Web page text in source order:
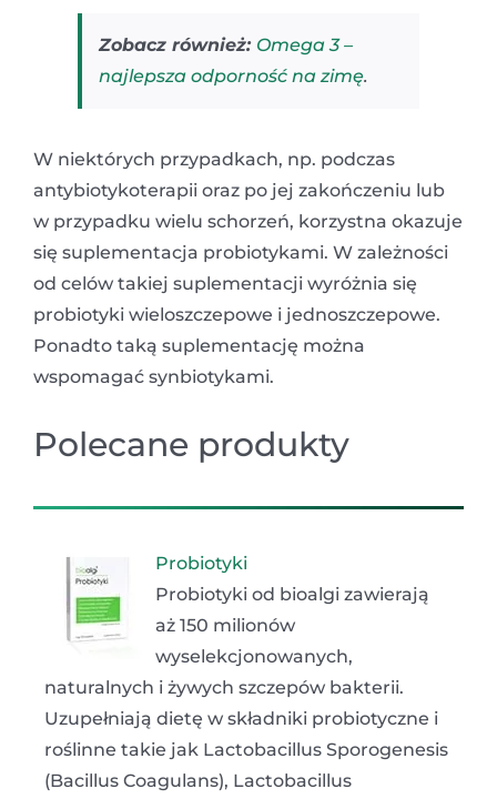
Zobacz również: Omega 3 –
najlepsza odporność na zimę.
W niektórych przypadkach, np. podczas
antybiotykoterapii oraz po jej zakończeniu lub
w przypadku wielu schorzeń, korzystna okazuje
się suplementacja probiotykami. W zależności
od celów takiej suplementacji wyróżnia się
probiotyki wieloszczepowe i jednoszczepowe.
Ponadto taką suplementację można
wspomagać synbiotykami.
Polecane produkty
Probiotyki
Probiotyki od bioalgi zawierają
aż 150 milionów
wyselekcjonowanych,
naturalnych i żywych szczepów bakterii.
Uzupełniają dietę w składniki probiotyczne i
roślinne takie jak Lactobacillus Sporogenesis
(Bacillus Coagulans), Lactobacillus